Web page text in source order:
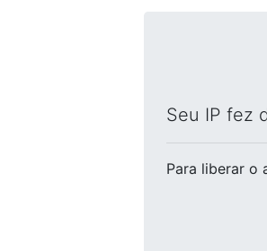
Seu IP fez
Para liberar o